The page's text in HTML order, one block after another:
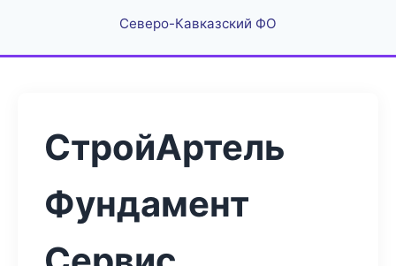
Северо-Кавказский ФО
СтройАртель
Фундамент